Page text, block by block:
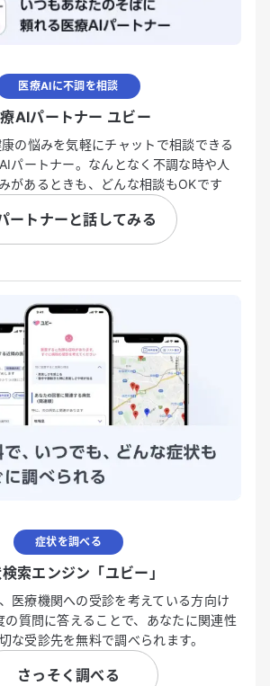
医療AIに不調を相談
AIパートナー ユビー
の悩みを気軽にチャットで相談できる
パートナー。なんとなく不調な時や人
があるときも、どんな相談もOKです
ートナーと話してみる
症状を調べる
索エンジン「ユビー」
医療機関への受診を考えている方向け
質問に答えることで、あなたに関連性
な受診先を無料で調べられます。
さっそく調べる